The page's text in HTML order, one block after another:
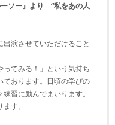
ソー』より “私をあの人
演させていただけること
てみる！」という気持ち
ております。日頃の学びの
習に励んでまいります。
す。